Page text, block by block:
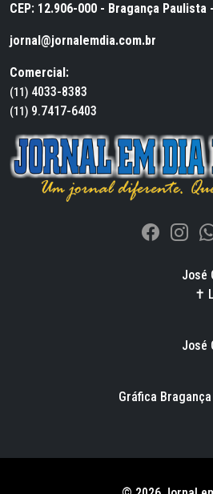
CEP: 12.906-000 - Bragança Paulista
jornal@jornalemdia.com.br
Comercial:
(11) 4033-8383
(11) 9.7417-6403
José
✝
José
Gráfica